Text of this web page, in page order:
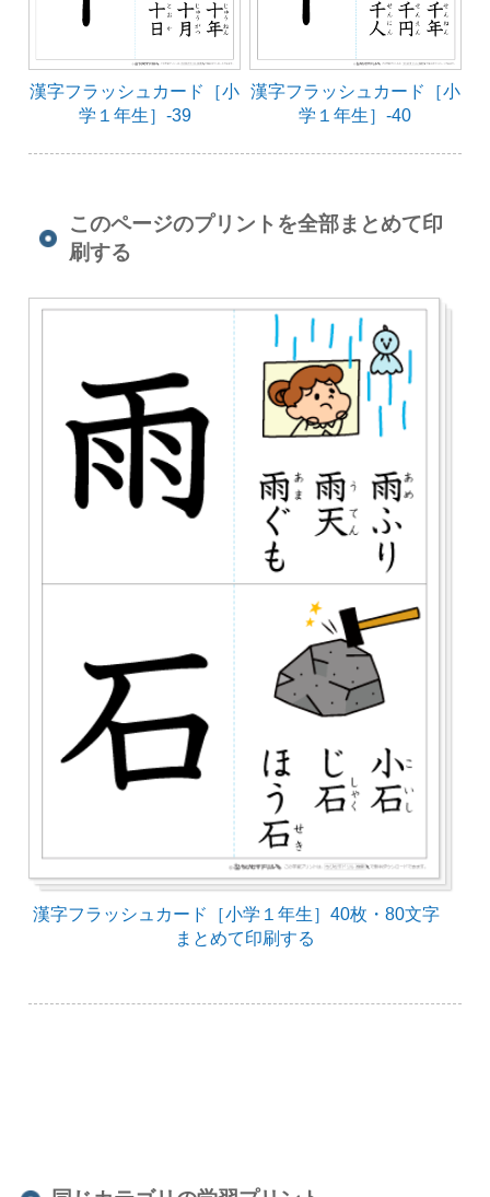
漢字フラッシュカード［小
学１年生］-39
漢字フラッシュカード［小
学１年生］-40
このページのプリントを全部まとめて印
刷する
漢字フラッシュカード［小学１年生］40枚・80文字
まとめて印刷する